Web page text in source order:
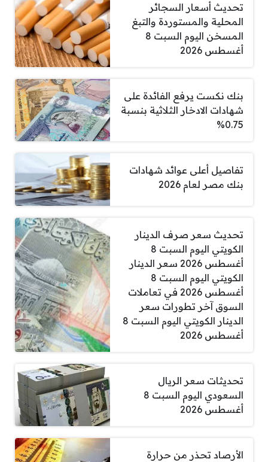
تحديث أسعار السجائر
المحلية والمستوردة والتبغ
المسخن اليوم السبت 8
أغسطس 2026
بنك نكست يرفع الفائدة على
شهادات الادخار الثلاثية بنسبة
0.75%
تفاصيل أعلى عوائد شهادات
بنك مصر لعام 2026
تحديث سعر صرف الدينار
الكويتي اليوم السبت 8
أغسطس 2026 سعر الدينار
الكويتي اليوم السبت 8
أغسطس 2026 في تعاملات
السوق آخر تطورات سعر
الدينار الكويتي اليوم السبت 8
أغسطس 2026
تحديثات سعر الريال
السعودي اليوم السبت 8
أغسطس 2026
الأرصاد تحذر من حرارة